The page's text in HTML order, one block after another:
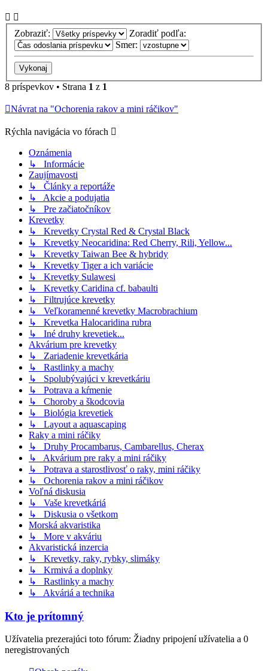
Zobraziť:
Zoradiť podľa:
Smer:
8 príspevkov • Strana 1 z 1
Návrat na "Ochorenia rakov a mini ráčikov"
Rýchla navigácia vo fórach
Oznámenia
↳ Informácie
Zaujímavosti
↳ Články a reportáže
↳ Akcie a podujatia
↳ Pre začiatočníkov
Krevetky
↳ Krevetky Crystal Red & Crystal Black
↳ Krevetky Neocaridina: Red Cherry, Rili, Yellow...
↳ Krevetky Taiwan Bee & hybridy
↳ Krevetky Tiger a ich variácie
↳ Krevetky Sulawesi
↳ Krevetky Caridina cf. babaulti
↳ Filtrujúce krevetky
↳ Veľkoramenné krevetky Macrobrachium
↳ Krevetka Halocaridina rubra
↳ Iné druhy krevetiek...
Akvárium pre krevetky
↳ Zariadenie krevetkária
↳ Rastlinky a machy
↳ Spolubývajúci v krevetkáriu
↳ Potrava a kŕmenie
↳ Choroby a škodcovia
↳ Biológia krevetiek
↳ Layout a aquascaping
Raky a mini ráčiky
↳ Druhy Procambarus, Cambarellus, Cherax
↳ Akvárium pre raky a mini ráčiky
↳ Potrava a starostlivosť o raky, mini ráčiky
↳ Ochorenia rakov a mini ráčikov
Voľná diskusia
↳ Vaše krevetkáriá
↳ Diskusia o všetkom
Morská akvaristika
↳ More v akváriu
Akvaristická inzercia
↳ Krevetky, raky, rybky, slimáky
↳ Krmivá a doplnky
↳ Rastlinky a machy
↳ Akváriá a technika
Kto je prítomný
Užívatelia prezerajúci toto fórum: Žiadny pripojení užívatelia a 0
neregistrovaných